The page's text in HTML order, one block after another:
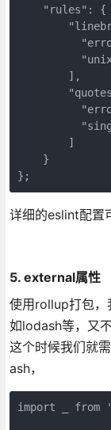
    "rules": {
        ],
        ]
    }
};
详细的eslint配置
5. external属性
使用rollup打包，
如lodash等，又
这个时候我们就
ash，
import _ from